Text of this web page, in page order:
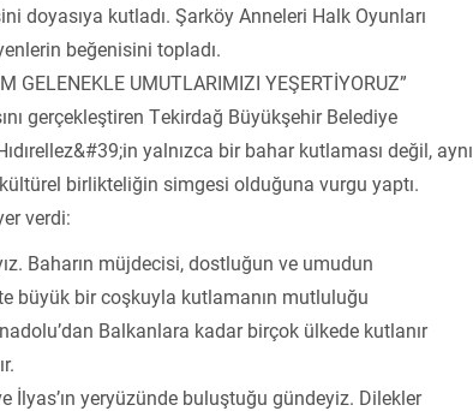
doyasıya kutladı. Şarköy Anneleri Halk Oyunları
beğenisini topladı.
GELENEKLE UMUTLARIMIZI YEŞERTİYORUZ”
gerçekleştiren Tekirdağ Büyükşehir Belediye
yalnızca bir bahar kutlaması değil, aynı
birlikteliğin simgesi olduğuna vurgu yaptı.
verdi:
Baharın müjdecisi, dostluğun ve umudun
büyük bir coşkuyla kutlamanın mutluluğu
Balkanlara kadar birçok ülkede kutlanır
İlyas’ın yeryüzünde buluştuğu gündeyiz. Dilekler